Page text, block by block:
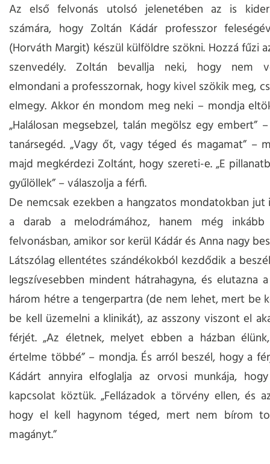
Az első felvonás utolsó jelenetében az is
számára, hogy Zoltán Kádár professzor
(Horváth Margit) készül külföldre szökni. Hozzá fűzi
szenvedély. Zoltán bevallja neki, hogy nem
elmondani a professzornak, hogy kivel szökik meg,
elmegy. Akkor én mondom meg neki – mondja
„Halálosan megsebzel, talán megölsz egy embert”
tanársegéd. „Vagy őt, vagy téged és magamat” –
majd megkérdezi Zoltánt, hogy szereti-e. „E
gyűlöllek” – válaszolja a férfi.
De nemcsak ezekben a hangzatos mondatokban jut
a darab a melodrámához, hanem még
felvonásban, amikor sor kerül Kádár és Anna nagy
Látszólag ellentétes szándékokból kezdődik a
legszívesebben mindent hátrahagyna, és elutazna
három hétre a tengerpartra (de nem lehet, mert be
be kell üzemelni a klinikát), az asszony viszont el
férjét. „Az életnek, melyet ebben a házban
értelme többé” – mondja. És arról beszél, hogy a
Kádárt annyira elfoglalja az orvosi munkája,
kapcsolat köztük. „Fellázadok a törvény ellen, és
hogy el kell hagynom téged, mert nem bírom
magányt.”